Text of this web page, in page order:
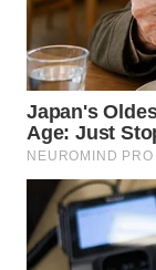
TAPANULI
TENGAH
WN DELI
SERDANG
WN
TEBING
TINGGI